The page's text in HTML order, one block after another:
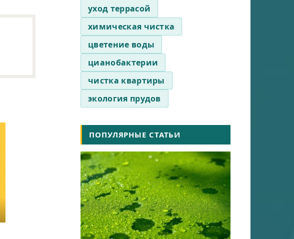
уход террасой
химическая чистка
цветение воды
цианобактерии
чистка квартиры
экология прудов
ПОПУЛЯРНЫЕ СТАТЬИ